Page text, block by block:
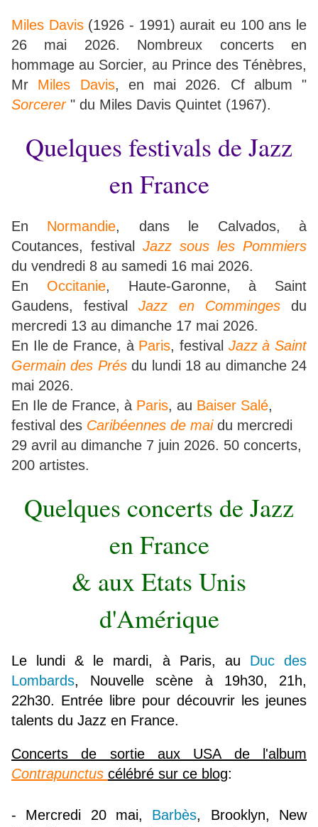
Miles Davis(1926 - 1991) aurait eu 100 ans le
26 mai 2026. Nombreux concerts en
hommage au Sorcier, au Prince des Ténèbres,
Mr Miles Davis, en mai 2026. Cf album "
Sorcerer" du Miles Davis Quintet (1967).
Quelques festivals de Jazz
en France
En Normandie, dans le Calvados, à
Coutances, festival Jazz sous les Pommiers
du vendredi 8 au samedi 16 mai 2026.
En Occitanie, Haute-Garonne, à Saint
Gaudens, festivalJazz en Commingesdu
mercredi 13 au dimanche 17 mai 2026.
En Ile de France, à Paris, festival Jazz à Saint
Germain des Présdu lundi 18 au dimanche 24
mai 2026.
En Ile de France, à Paris, au Baiser Salé,
festival des Caribéennes de maidu mercredi
29 avril au dimanche 7 juin 2026. 50 concerts,
200 artistes.
Quelques concerts de Jazz
en France
& aux Etats Unis
d'Amérique
Le lundi & le mardi, à Paris, au
Duc des
Lombards, Nouvelle scène à 19h30, 21h,
22h30. Entrée libre pour découvrir les jeunes
talents du Jazz en France.
Concerts de sortie aux USA de l'album
Contrapunctus célébré sur ce blog:
- Mercredi 20 mai, Barbès, Brooklyn, New